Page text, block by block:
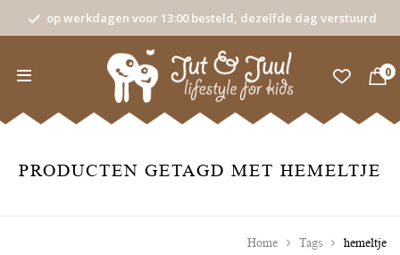
op werkdagen voor 13:00 besteld, dezelfde dag verstuurd
0
PRODUCTEN GETAGD MET HEMELTJE
Home Tags hemeltje